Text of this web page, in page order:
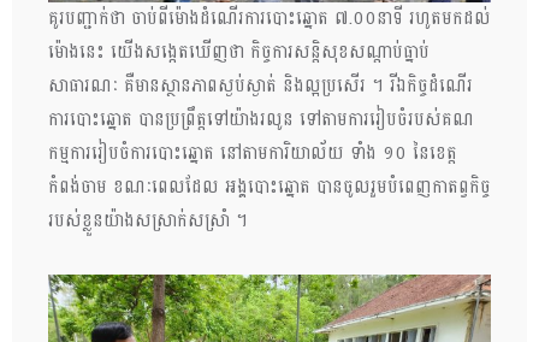
គូរបញ្ជាក់ថា ចាប់ពីម៉ោងដំណើរការបោះឆ្នោត ៧.០០នាទី រហូតមកដល់
ម៉ោងនេះ យើងសង្កេតឃើញថា កិច្ចការសន្តិសុខសណ្ដាប់ធ្នាប់
សាធារណៈ គឺមានស្ថានភាពស្ងប់ស្ងាត់ និងល្អប្រសើរ ។ រីឯកិច្ចដំណើរ
ការបោះឆ្នោត បានប្រព្រឹត្តទៅយ៉ាងរលូន ទៅតាមការរៀបចំរបស់គណ
កម្មការរៀបចំការបោះឆ្នោត នៅតាមការិយាល័យ ទាំង ១០ នៃខេត្ត
កំពង់ចាម ខណៈពេលដែល អង្គបោះឆ្នោត បានចូលរួមបំពេញកាតព្វកិច្ច
របស់ខ្លួនយ៉ាងសស្រាក់សស្រាំ ។